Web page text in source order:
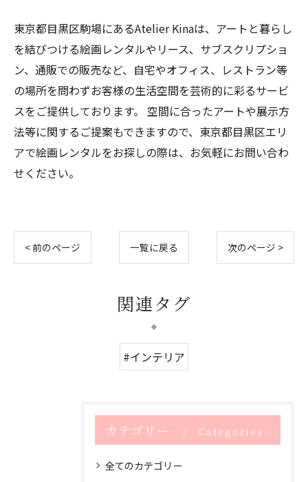
東京都目黒区駒場にあるAtelier Kinaは、アートと暮らし
を結びつける絵画レンタルやリース、サブスクリプショ
ン、通販での販売など、自宅やオフィス、レストラン等
の場所を問わずお客様の生活空間を芸術的に彩るサービ
スをご提供しております。 空間に合ったアートや展示方
法等に関するご提案もできますので、東京都目黒区エリ
アで絵画レンタルをお探しの際は、お気軽にお問い合わ
せください。
< 前のページ 一覧に戻る 次のページ >
関連タグ
#インテリア
カテゴリー Categories
全てのカテゴリー